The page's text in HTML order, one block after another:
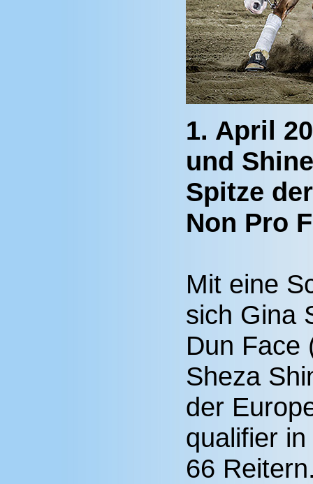
1. April
und
Spitze
Non Pro
Mit eine
sich Gina
Dun Face
Sheza
der
qualifier
66